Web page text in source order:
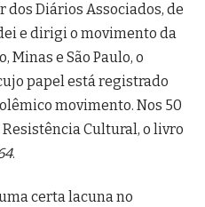
dos Diários Associados, de
e dirigi o movimento da
Minas e São Paulo, o
papel está registrado
movimento. Nos 50
Cultural, o livro
.
certa lacuna no